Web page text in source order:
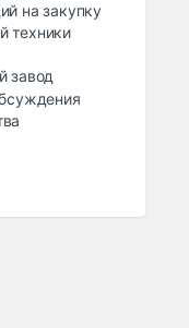
на закупку
техники
завод